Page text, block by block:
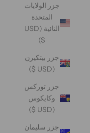
جزر الولايات
المتحدة
النائية (USD
$)
جزر بيتكيرن
(USD $)
جزر توركس
وكايكوس
(USD $)
جزر سليمان